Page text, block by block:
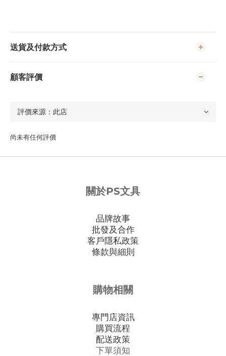
送貨及付款方式
顧客評價
尚未有任何評價
關於PS文具
品牌故事
批發及合作
客戶隱私政策
條款與細則
購物相關
專門店資訊
購買流程
配送政策
下單須知